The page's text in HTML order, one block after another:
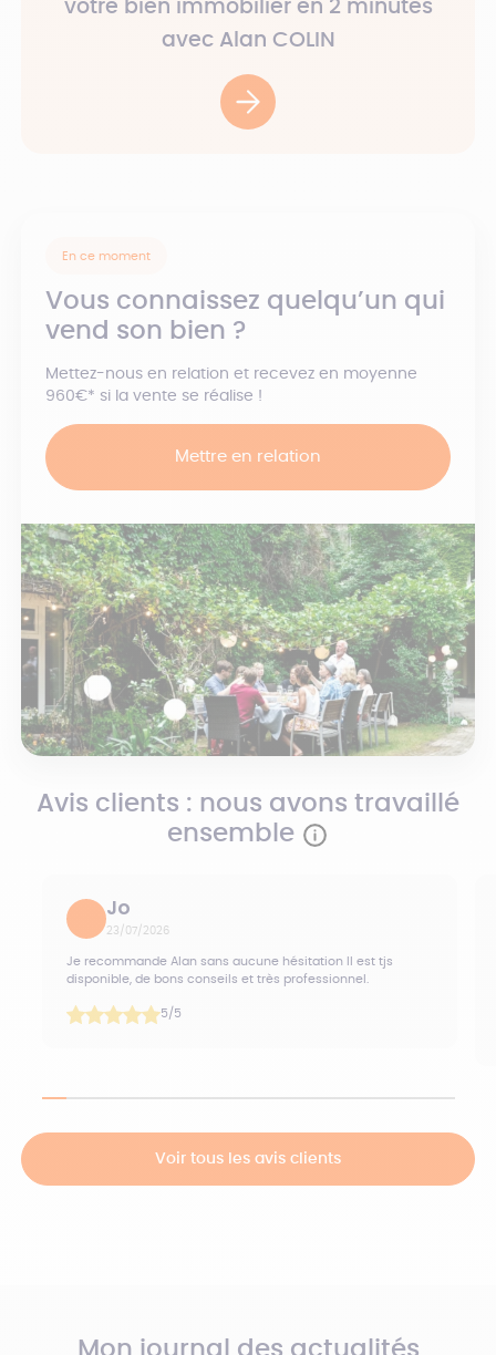
votre bien immobilier en 2 minutes
avec Alan COLIN
En ce moment
Vous connaissez quelqu’un qui
vend son bien ?
Mettez-nous en relation et recevez en moyenne
960€* si la vente se réalise !
Mettre en relation
Avis clients : nous avons travaillé
ensemble
Jo
23/07/2026
Je recommande Alan sans aucune hésitation Il est tjs
disponible, de bons conseils et très professionnel.
5/5
Voir tous les avis clients